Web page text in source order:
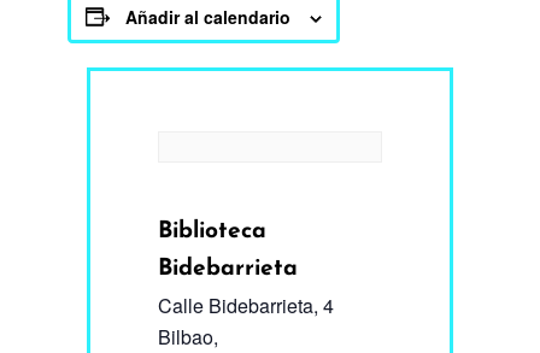
Añadir al calendario
Biblioteca
Bidebarrieta
Calle Bidebarrieta, 4
Bilbao,